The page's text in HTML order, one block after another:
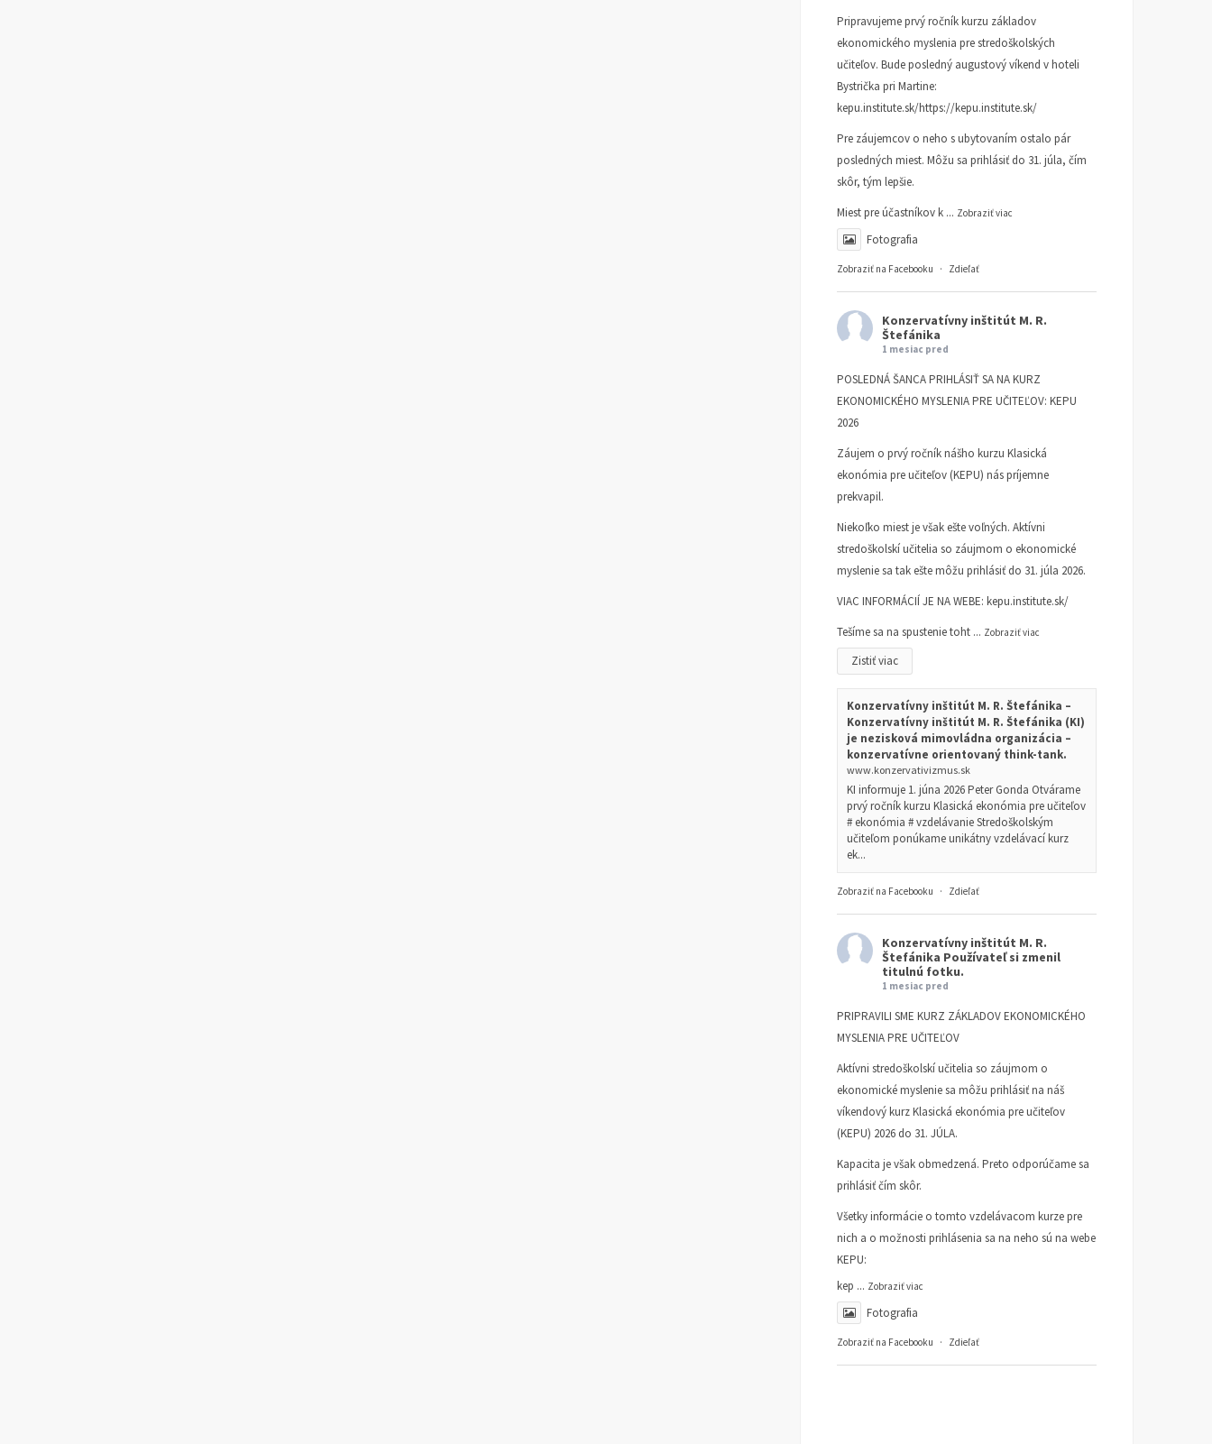
Pripravujeme prvý ročník kurzu základov
ekonomického myslenia pre stredoškolských
učiteľov. Bude posledný augustový víkend v hoteli
Bystrička pri Martine:
kepu.institute.sk/https://kepu.institute.sk/
Pre záujemcov o neho s ubytovaním ostalo pár
posledných miest. Môžu sa prihlásiť do 31. júla, čím
skôr, tým lepšie.
Miest pre účastníkov k ... Zobraziť viac
Fotografia
Zobraziť na Facebooku · Zdieľať
Konzervatívny inštitút M. R.
Štefánika
1 mesiac pred
POSLEDNÁ ŠANCA PRIHLÁSIŤ SA NA KURZ
EKONOMICKÉHO MYSLENIA PRE UČITEĽOV: KEPU
2026
Záujem o prvý ročník nášho kurzu Klasická
ekonómia pre učiteľov (KEPU) nás príjemne
prekvapil.
Niekoľko miest je však ešte voľných. Aktívni
stredoškolskí učitelia so záujmom o ekonomické
myslenie sa tak ešte môžu prihlásiť do 31. júla 2026.
VIAC INFORMÁCIÍ JE NA WEBE: kepu.institute.sk/
Tešíme sa na spustenie toht ... Zobraziť viac
Zistiť viac
Konzervatívny inštitút M. R. Štefánika –
Konzervatívny inštitút M. R. Štefánika (KI)
je nezisková mimovládna organizácia –
konzervatívne orientovaný think-tank.
www.konzervativizmus.sk
KI informuje 1. júna 2026 Peter Gonda Otvárame
prvý ročník kurzu Klasická ekonómia pre učiteľov
# ekonómia # vzdelávanie Stredoškolským
učiteľom ponúkame unikátny vzdelávací kurz
ek...
Zobraziť na Facebooku · Zdieľať
Konzervatívny inštitút M. R.
Štefánika Používateľ si zmenil
titulnú fotku.
1 mesiac pred
PRIPRAVILI SME KURZ ZÁKLADOV EKONOMICKÉHO
MYSLENIA PRE UČITEĽOV
Aktívni stredoškolskí učitelia so záujmom o
ekonomické myslenie sa môžu prihlásiť na náš
víkendový kurz Klasická ekonómia pre učiteľov
(KEPU) 2026 do 31. JÚLA.
Kapacita je však obmedzená. Preto odporúčame sa
prihlásiť čím skôr.
Všetky informácie o tomto vzdelávacom kurze pre
nich a o možnosti prihlásenia sa na neho sú na webe
KEPU:
kep ... Zobraziť viac
Fotografia
Zobraziť na Facebooku · Zdieľať